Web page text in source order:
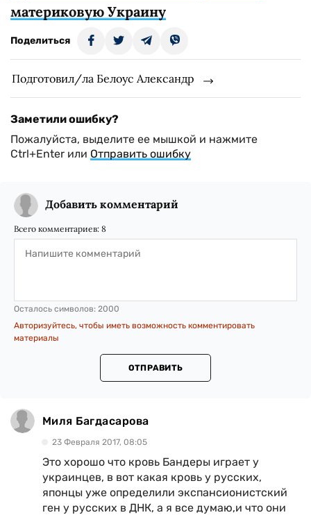
материковую Украину
Поделиться
Подготовил/ла Белоус Александр
Заметили ошибку?
Пожалуйста, выделите ее мышкой и нажмите
Ctrl+Enter или Отправить ошибку
Добавить комментарий
Всего комментариев: 8
Осталось символов: 2000
Авторизуйтесь, чтобы иметь возможность комментировать
материалы
ОТПРАВИТЬ
Миля Багдасарова
23 Февраля 2017, 08:05
Это хорошо что кровь Бандеры играет у
украинцев, в вот какая кровь у русских,
японцы уже определили экспансионистский
ген у русских в ДНК, а я все думаю,и что они